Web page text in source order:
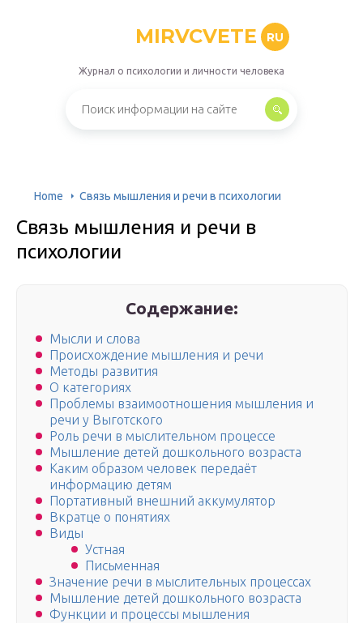
MIRVCVETE RU
Журнал о психологии и личности человека
Home Связь мышления и речи в психологии
Связь мышления и речи в
психологии
Содержание:
Мысли и слова
Происхождение мышления и речи
Методы развития
О категориях
Проблемы взаимоотношения мышления и
речи у Выготского
Роль речи в мыслительном процессе
Мышление детей дошкольного возраста
Каким образом человек передаёт
информацию детям
Портативный внешний аккумулятор
Вкратце о понятиях
Виды
Устная
Письменная
Значение речи в мыслительных процессах
Мышление детей дошкольного возраста
Функции и процессы мышления